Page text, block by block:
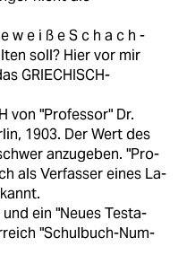
w e i ß e S c h a c h -
soll? Hier vor mir
GRIECHISCH-
von "Professor" Dr.
1903. Der Wert des
anzugeben. "Pro-
als Verfasser eines La-
ein "Neues Testa-
"Schulbuch-Num-